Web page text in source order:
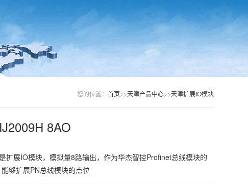
您的位置： 首页>>天津产品中心>>天津扩展IO模块
8AO
扩展IO模块，模拟量8路输出，作为华杰智控Profinet总线模块的
够扩展PN总线模块的点位